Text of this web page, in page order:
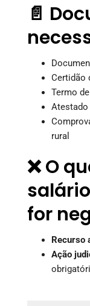
📄
Certidão
Termo
rural
❌ O
for
Recurso
Ação